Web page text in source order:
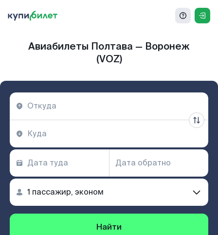
Авиабилеты Полтава — Воронеж
(VOZ)
Найти